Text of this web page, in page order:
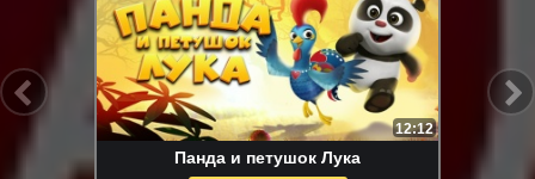
12:12
Панда и петушок Лука